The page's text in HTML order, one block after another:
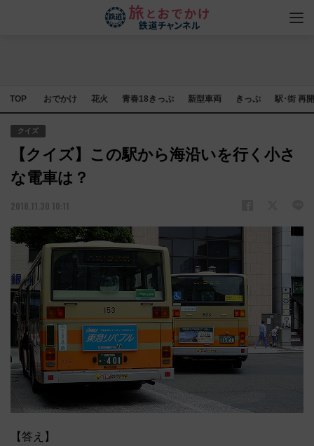
TOP おでかけ 花火 青春18きっぷ 新型車両 きっぷ 駅･街 再
クイズ
【クイズ】この駅から海沿いを行く小さ
な電車は？
2018.11.30 10:11
【答え】